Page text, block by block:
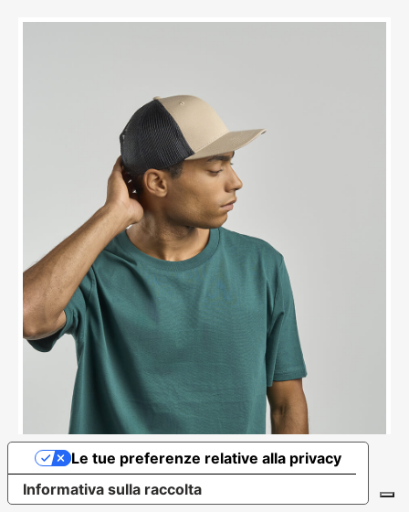
Informativa sulla raccolta
Le tue preferenze relative alla privacy